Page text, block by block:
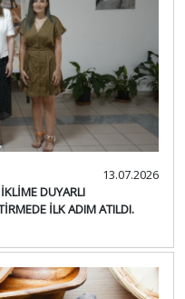
13.07.2026
DUYARLI
İLK ADIM ATILDI.